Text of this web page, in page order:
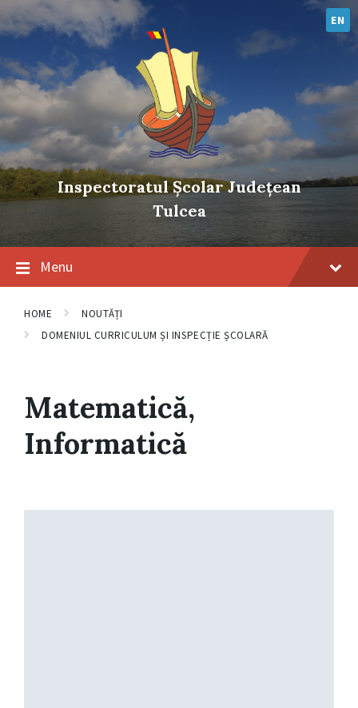
Skip
content
Skip
main
navigation
Skip
footer
EN
Inspectoratul Școlar Județean
Tulcea
Menu
HOME
NOUTĂȚI
DOMENIUL CURRICULUM ȘI INSPECȚIE ȘCOLARĂ
Matematică,
Informatică
Read